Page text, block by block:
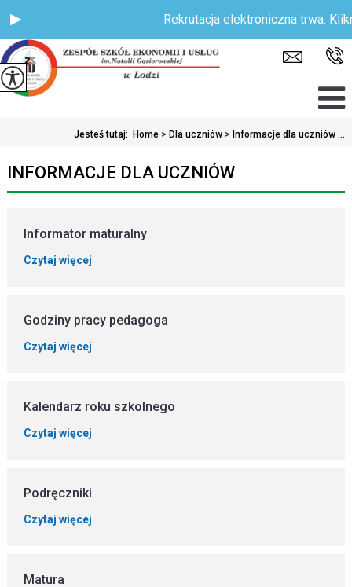
Rekrutacja elektroniczna trwa.
Jesteś tutaj: Home > Dla uczniów > Informacje dla uczniów ...
INFORMACJE DLA UCZNIÓW
Informator maturalny
Czytaj więcej
Godziny pracy pedagoga
Czytaj więcej
Kalendarz roku szkolnego
Czytaj więcej
Podręczniki
Czytaj więcej
Matura